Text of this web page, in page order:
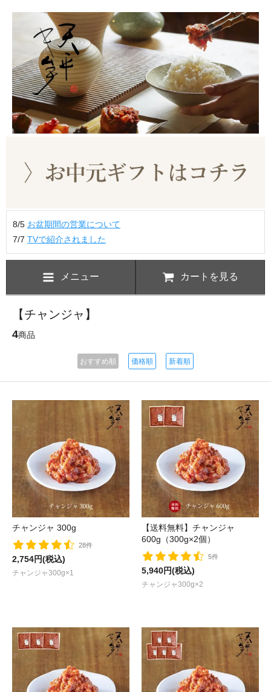
8/5 お盆期間の営業について
7/7 TVで紹介されました
メニュー カートを見る
【チャンジャ】
4商品
おすすめ順 価格順 新着順
チャンジャ 300g
28件
2,754円(税込)
チャンジャ300g×1
【送料無料】チャンジャ
600g（300g×2個）
5件
5,940円(税込)
チャンジャ300g×2